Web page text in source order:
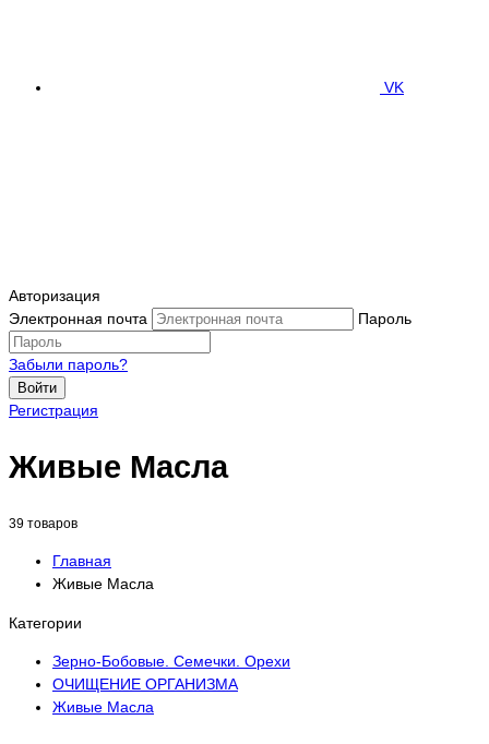
VK
Авторизация
Электронная почта
Пароль
Забыли пароль?
Войти
Регистрация
Живые Масла
39 товаров
Главная
Живые Масла
Категории
Зерно-Бобовые. Семечки. Орехи
ОЧИЩЕНИЕ ОРГАНИЗМА
Живые Масла